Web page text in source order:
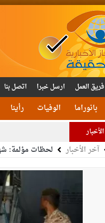
فريق العمل ارسل خبرا اتصل بنا
بانوراما الوفيات رأينا
آخر الأخبار لحظات مؤلمة: